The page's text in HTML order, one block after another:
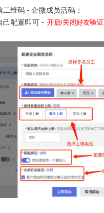
维码 - 企微成员活码；
己配置即可 - 开启/关闭好友验证